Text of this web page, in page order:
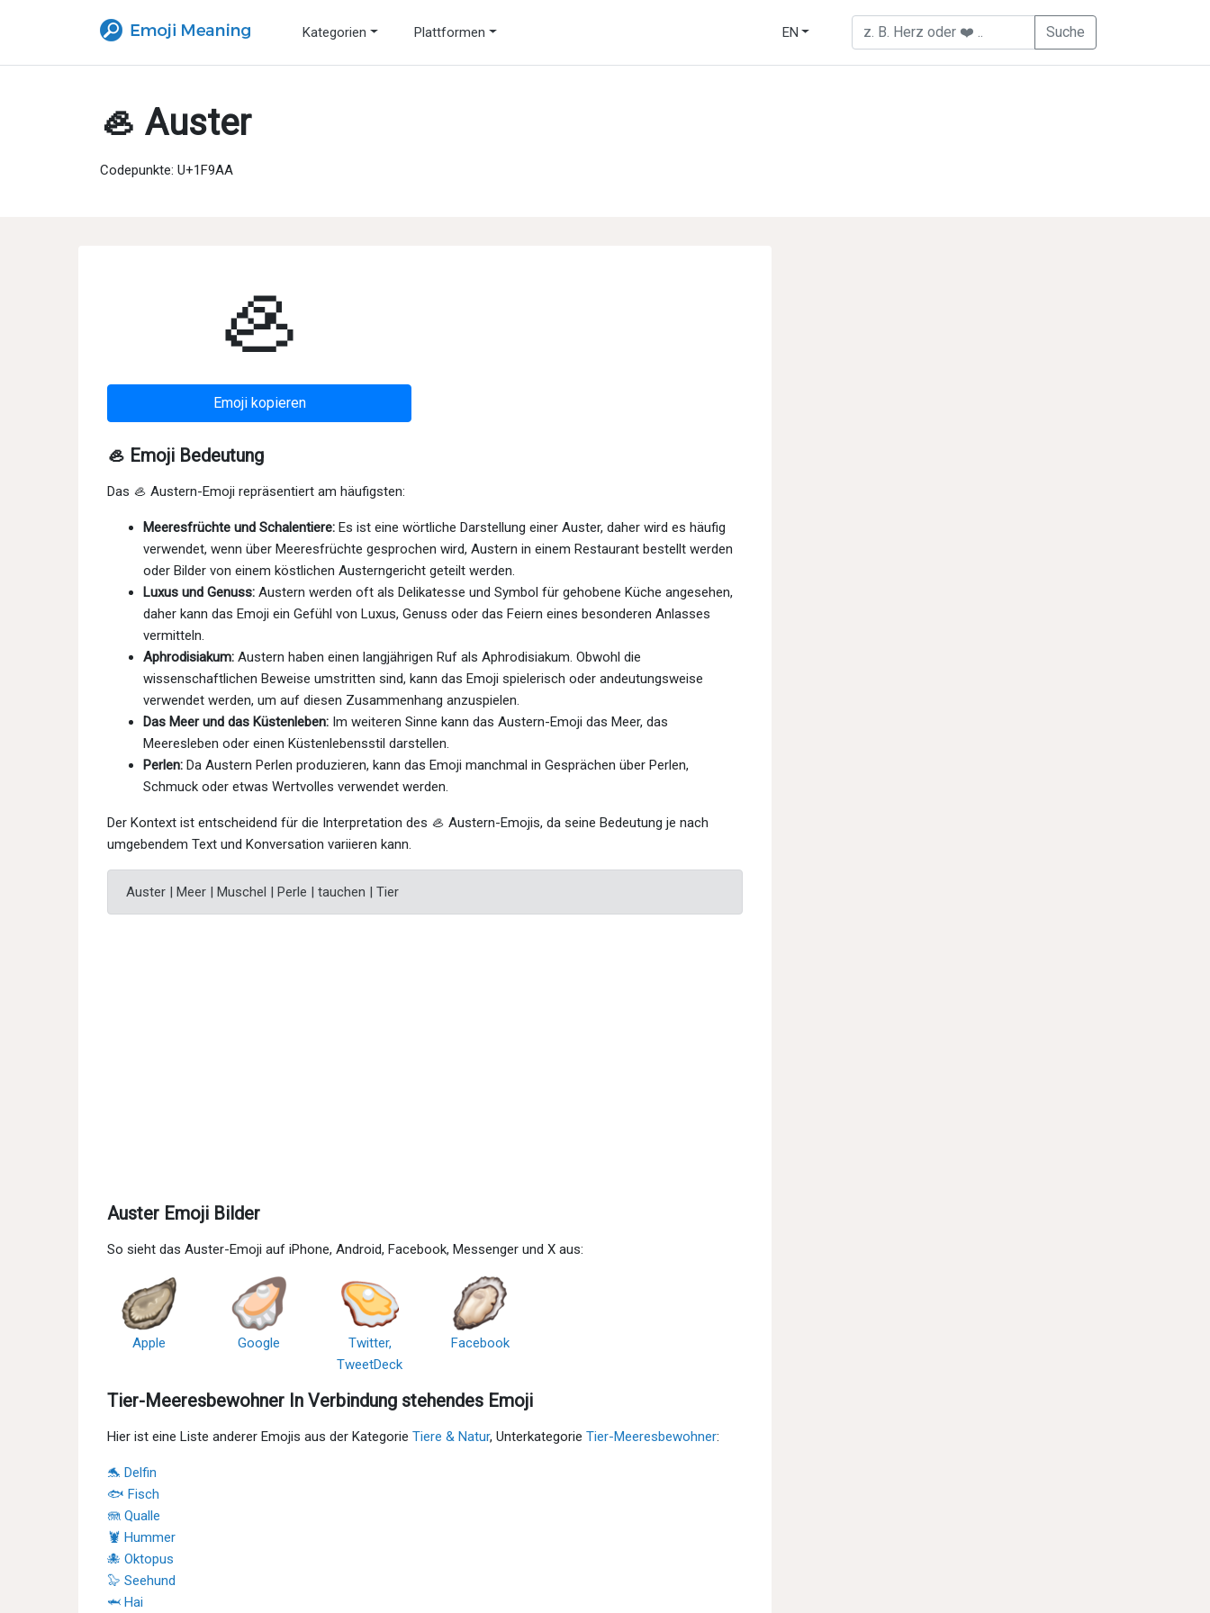
Kategorien Plattformen EN
🦪 Auster
Codepunkte: U+1F9AA
🦪
Emoji kopieren
🦪 Emoji Bedeutung
Das 🦪 Austern-Emoji repräsentiert am häufigsten:
Meeresfrüchte und Schalentiere: Es ist eine wörtliche Darstellung einer Auster, daher wird es häufig
verwendet, wenn über Meeresfrüchte gesprochen wird, Austern in einem Restaurant bestellt werden
oder Bilder von einem köstlichen Austerngericht geteilt werden.
Luxus und Genuss: Austern werden oft als Delikatesse und Symbol für gehobene Küche angesehen,
daher kann das Emoji ein Gefühl von Luxus, Genuss oder das Feiern eines besonderen Anlasses
vermitteln.
Aphrodisiakum: Austern haben einen langjährigen Ruf als Aphrodisiakum. Obwohl die
wissenschaftlichen Beweise umstritten sind, kann das Emoji spielerisch oder andeutungsweise
verwendet werden, um auf diesen Zusammenhang anzuspielen.
Das Meer und das Küstenleben: Im weiteren Sinne kann das Austern-Emoji das Meer, das
Meeresleben oder einen Küstenlebensstil darstellen.
Perlen: Da Austern Perlen produzieren, kann das Emoji manchmal in Gesprächen über Perlen,
Schmuck oder etwas Wertvolles verwendet werden.
Der Kontext ist entscheidend für die Interpretation des 🦪 Austern-Emojis, da seine Bedeutung je nach
umgebendem Text und Konversation variieren kann.
Auster | Meer | Muschel | Perle | tauchen | Tier
Auster Emoji Bilder
So sieht das Auster-Emoji auf iPhone, Android, Facebook, Messenger und X aus:
Apple Google
Twitter,
TweetDeck
Facebook
Tier-Meeresbewohner In Verbindung stehendes Emoji
Hier ist eine Liste anderer Emojis aus der Kategorie Tiere & Natur, Unterkategorie Tier-Meeresbewohner:
🐬 Delfin
🐟 Fisch
🪼 Qualle
🦞 Hummer
🐙 Oktopus
🦭 Seehund
🦈 Hai